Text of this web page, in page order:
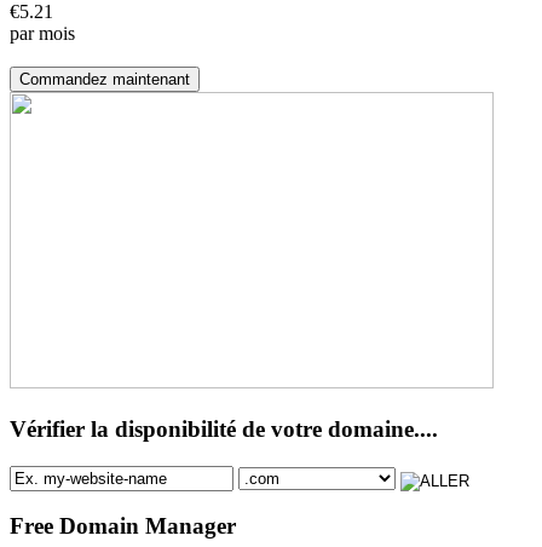
€5.21
par mois
Commandez maintenant
Vérifier la disponibilité de votre domaine....
Free Domain Manager